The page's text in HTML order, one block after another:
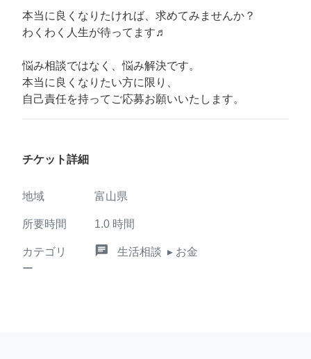
本当に良くなりたければ、求めてみませんか？
わくわく人生が待ってます♬
悩み相談ではなく、悩み解決です。
本当に良くなりたい方に限り、
自己責任を持ってご応募お願いいたします。
チケット詳細
地域 富山県
所要時間 1.0 時間
カテゴリ
ー
chat 生活相談 ▸ お金